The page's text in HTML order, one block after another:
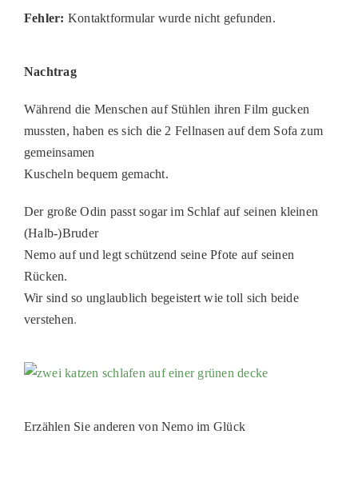
Fehler: Kontaktformular wurde nicht gefunden.
Nachtrag
Während die Menschen auf Stühlen ihren Film gucken
mussten, haben es sich die 2 Fellnasen auf dem Sofa zum
gemeinsamen
Kuscheln bequem gemacht.
Der große Odin passt sogar im Schlaf auf seinen kleinen
(Halb-)Bruder
Nemo auf und legt schützend seine Pfote auf seinen
Rücken.
Wir sind so unglaublich begeistert wie toll sich beide
verstehen.
Erzählen Sie anderen von Nemo im Glück